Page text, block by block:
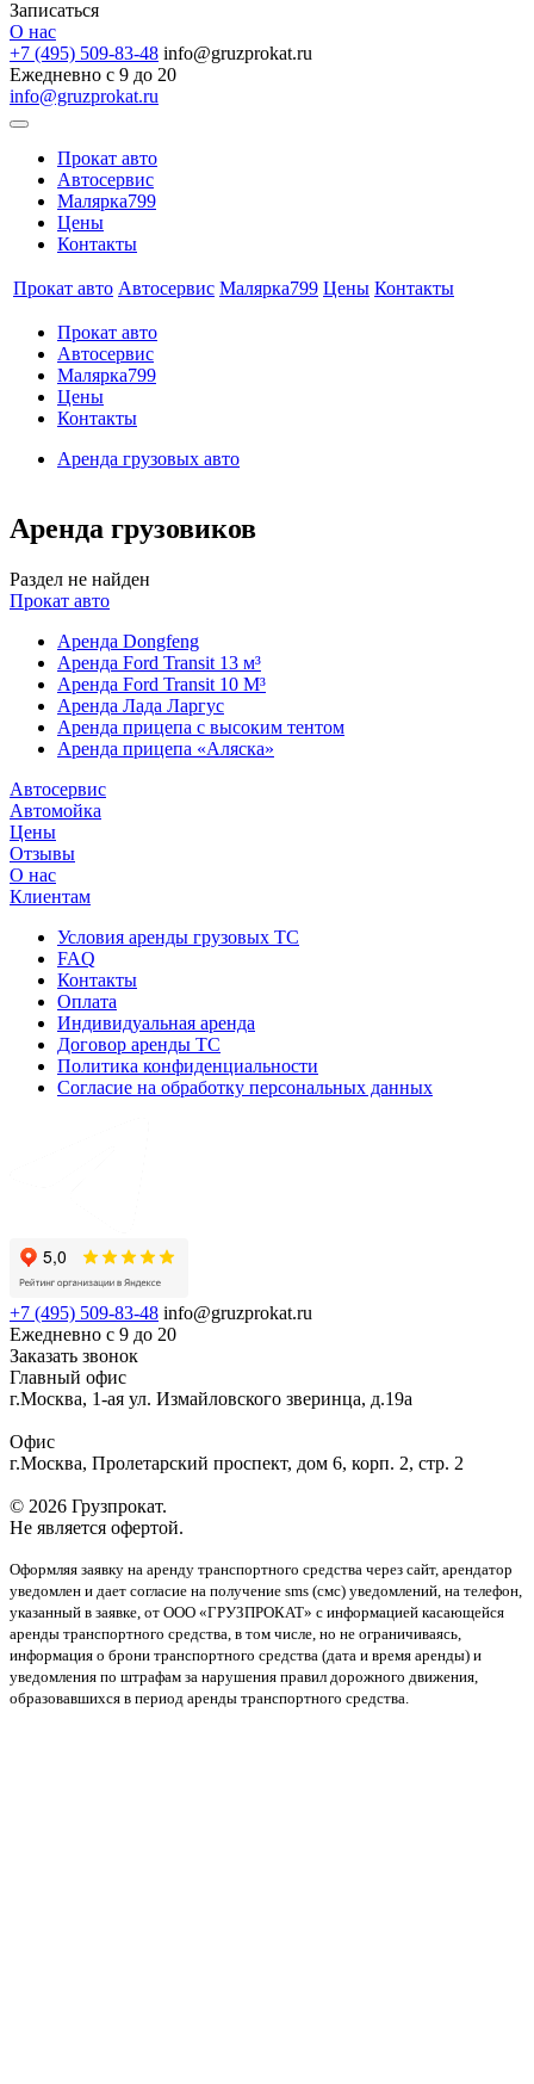
Записаться
О нас
+7 (495) 509-83-48 info@gruzprokat.ru
Ежедневно с 9 до 20
info@gruzprokat.ru
Прокат авто
Автосервис
Малярка799
Цены
Контакты
Прокат авто Автосервис Малярка799 Цены Контакты
Прокат авто
Автосервис
Малярка799
Цены
Контакты
Аренда грузовых авто
Аренда грузовиков
Раздел не найден
Прокат авто
Аренда Dongfeng
Аренда Ford Transit 13 м³
Аренда Ford Transit 10 М³
Аренда Лада Ларгус
Аренда прицепа с высоким тентом
Аренда прицепа «Аляска»
Автосервис
Автомойка
Цены
Отзывы
О нас
Клиентам
Условия аренды грузовых ТС
FAQ
Контакты
Оплата
Индивидуальная аренда
Договор аренды ТС
Политика конфиденциальности
Согласие на обработку персональных данных
+7 (495) 509-83-48 info@gruzprokat.ru
Ежедневно с 9 до 20
Заказать звонок
Главный офис
г.Москва, 1-ая ул. Измайловского зверинца, д.19а
Офис
г.Москва, Пролетарский проспект, дом 6, корп. 2, стр. 2
© 2026 Грузпрокат.
Не является офертой.
Оформляя заявку на аренду транспортного средства через сайт, арендатор
уведомлен и дает согласие на получение sms (смс) уведомлений, на телефон,
указанный в заявке, от ООО «ГРУЗПРОКАТ» с информацией касающейся
аренды транспортного средства, в том числе, но не ограничиваясь,
информация о брони транспортного средства (дата и время аренды) и
уведомления по штрафам за нарушения правил дорожного движения,
образовавшихся в период аренды транспортного средства.